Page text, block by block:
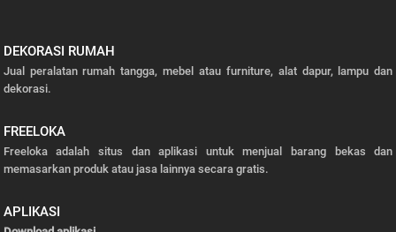
DEKORASI RUMAH
Jual peralatan rumah tangga, mebel atau furniture, alat dapur, lampu dan
dekorasi.
FREELOKA
Freeloka adalah situs dan aplikasi untuk menjual barang bekas dan
memasarkan produk atau jasa lainnya secara gratis.
APLIKASI